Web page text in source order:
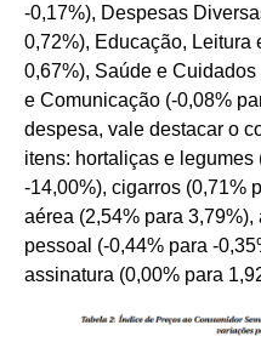
-0,17%), Despesas
0,72%), Educação, Leitura
0,67%), Saúde e
e Comunicação (-0,08%
despesa, vale destacar o
itens: hortaliças e legumes
-14,00%), cigarros (0,71%
aérea (2,54% para
pessoal (-0,44% para -
assinatura (0,00% para